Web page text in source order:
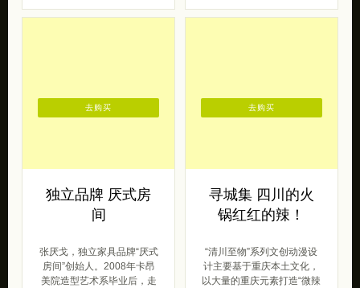
独立品牌 厌式房
间
张厌戈，独立家具品牌“厌式
房间”创始人。2008年卡昂
美院造型艺术系毕业后，走
去购买
寻城集 四川的火
锅红红的辣！
“清川至物”系列文创动漫设
计主要基于重庆本土文化，
以大量的重庆元素打造“微辣
去购买